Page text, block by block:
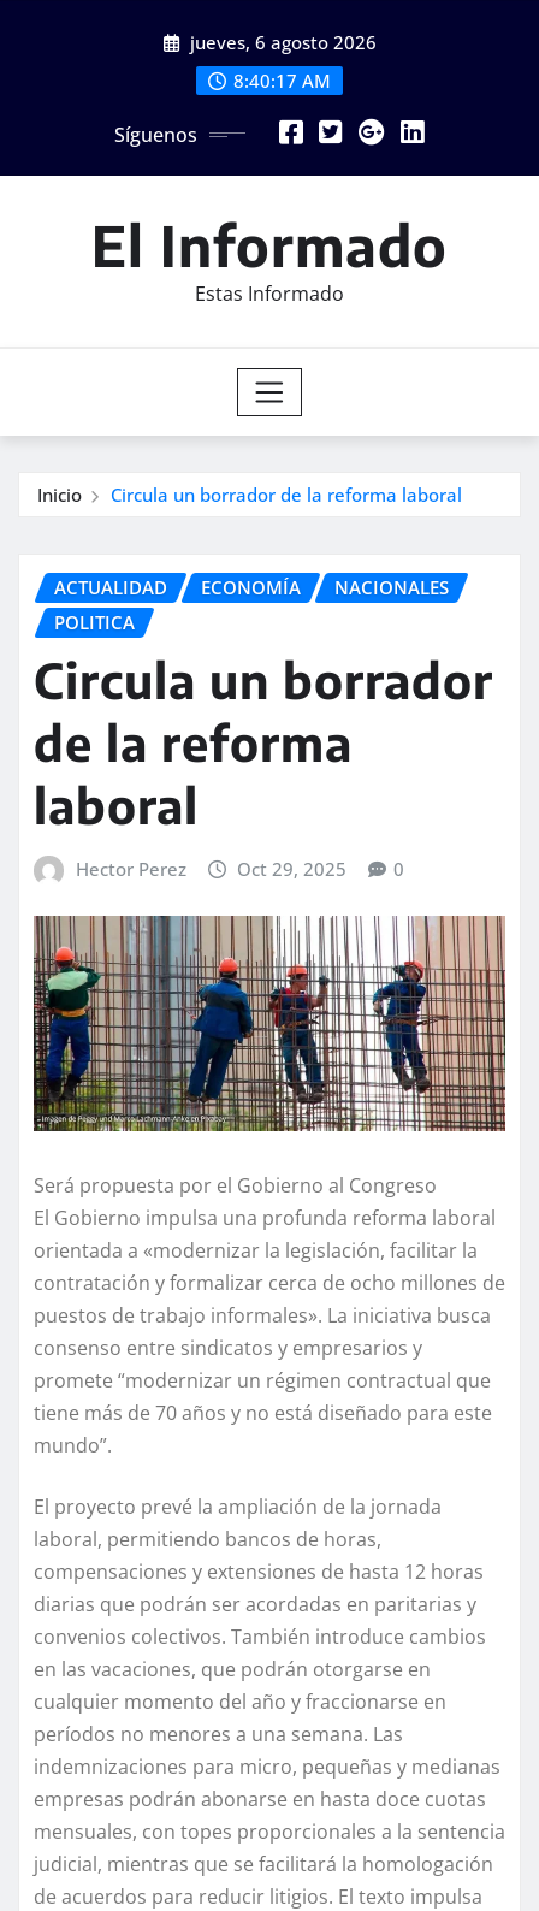
jueves, 6 agosto 2026
8:40:19 AM
Síguenos
El Informado
Estas Informado
Inicio Circula un borrador de la reforma laboral
ACTUALIDAD ECONOMÍA
NACIONALES
POLITICA
Circula un borrador
de la reforma
laboral
Hector Perez Oct 29, 2025 0
Será propuesta por el Gobierno al Congreso
El Gobierno impulsa una profunda reforma laboral
orientada a «modernizar la legislación, facilitar la
contratación y formalizar cerca de ocho millones de
puestos de trabajo informales». La iniciativa busca
consenso entre sindicatos y empresarios y
promete “modernizar un régimen contractual que
tiene más de 70 años y no está diseñado para este
mundo”.
El proyecto prevé la ampliación de la jornada
laboral, permitiendo bancos de horas,
compensaciones y extensiones de hasta 12 horas
diarias que podrán ser acordadas en paritarias y
convenios colectivos. También introduce cambios
en las vacaciones, que podrán otorgarse en
cualquier momento del año y fraccionarse en
períodos no menores a una semana. Las
indemnizaciones para micro, pequeñas y medianas
empresas podrán abonarse en hasta doce cuotas
mensuales, con topes proporcionales a la sentencia
judicial, mientras que se facilitará la homologación
de acuerdos para reducir litigios. El texto impulsa